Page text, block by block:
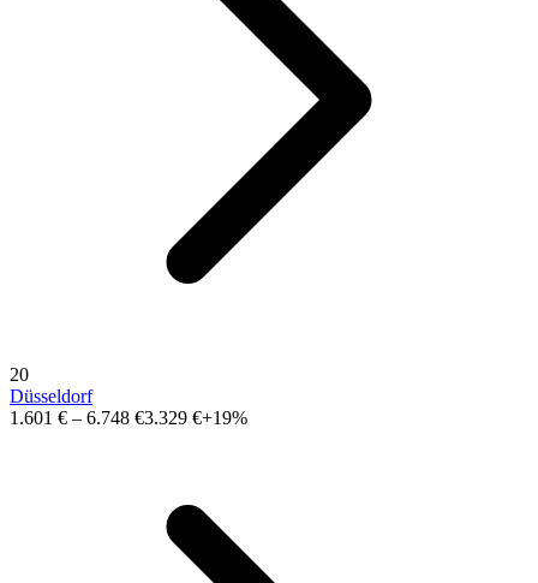
20
Düsseldorf
1.601 € – 6.748 €3.329 €+19%